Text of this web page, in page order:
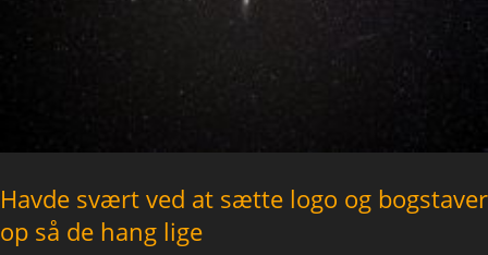
Havde svært ved at sætte logo og bogstaver
op så de hang lige